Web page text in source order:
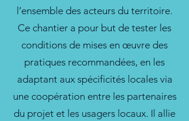
l’ensemble des acteurs du territoire.
Ce chantier a pour but de tester les
conditions de mises en œuvre des
pratiques recommandées, en les
adaptant aux spécificités locales via
une coopération entre les partenaires
du projet et les usagers locaux. Il allie